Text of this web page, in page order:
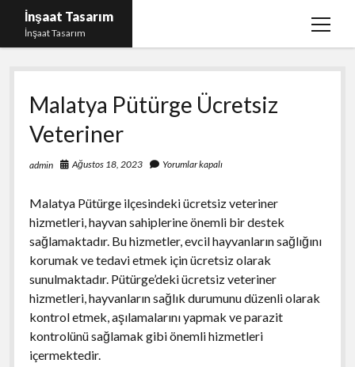
İnşaat Tasarım
İnşaat Tasarım
menüyü
Instagram Gizli Hesap Bakma
Instagram Türk Takipçi Yükleme Ücretsiz
Liste
Sayfa Listesi
Malatya Pütürge Ücretsiz
Veteriner
admin Ağustos 18, 2023 Yorumlar kapalı
Malatya Pütürge ilçesindeki ücretsiz veteriner
hizmetleri, hayvan sahiplerine önemli bir destek
sağlamaktadır. Bu hizmetler, evcil hayvanların sağlığını
korumak ve tedavi etmek için ücretsiz olarak
sunulmaktadır. Pütürge’deki ücretsiz veteriner
hizmetleri, hayvanların sağlık durumunu düzenli olarak
kontrol etmek, aşılamalarını yapmak ve parazit
kontrolünü sağlamak gibi önemli hizmetleri
içermektedir.